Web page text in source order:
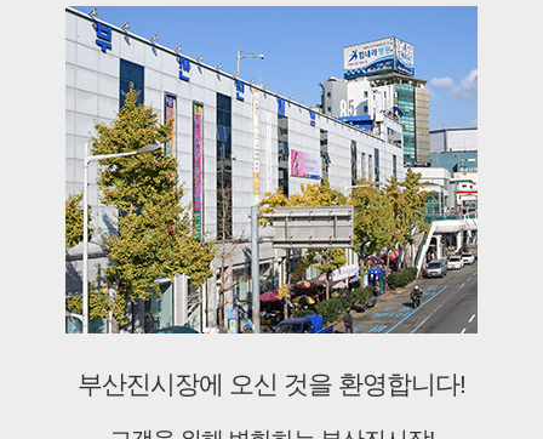
부산진시장에 오신 것을 환영합니다!